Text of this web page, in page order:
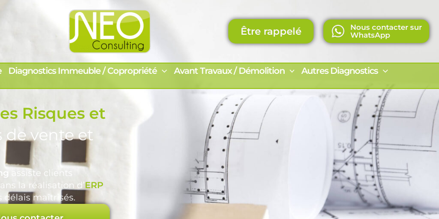
Être rappelé
Nous contacter sur
WhatsApp
Diagnostics Immeuble / Copropriété Avant Travaux / Démolition
Autres Diagnostics
Risques et
de vente et
assiste clients
la réalisation d’ERP
délais maîtrisés.